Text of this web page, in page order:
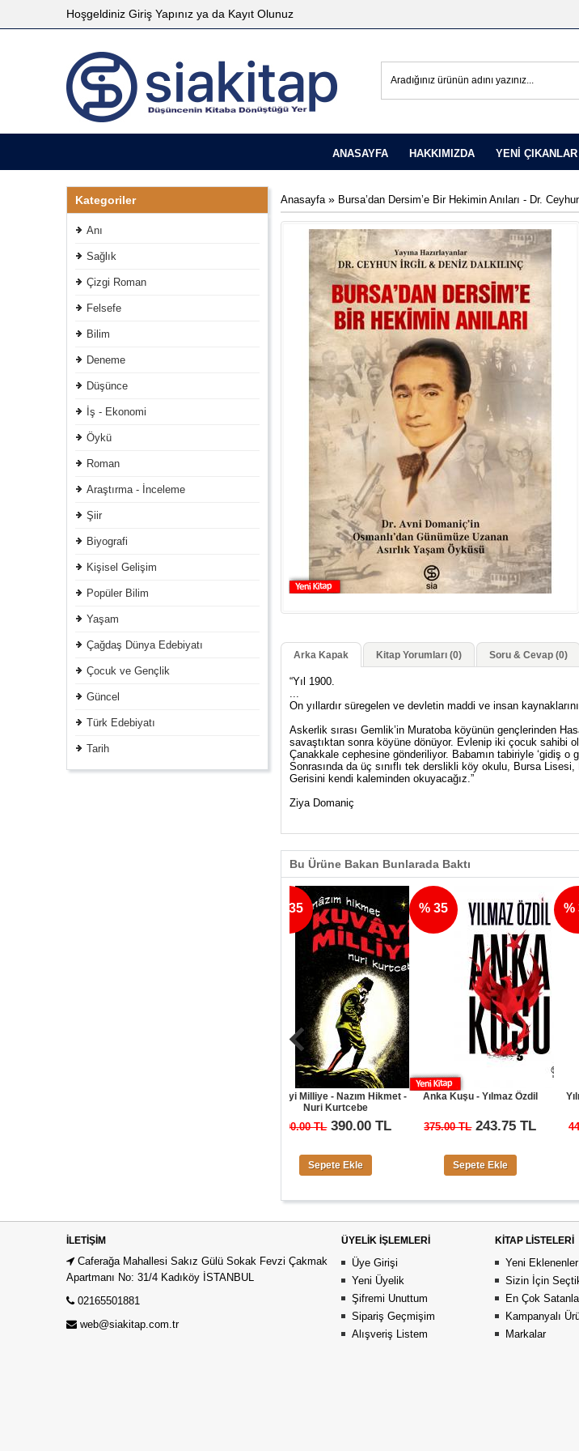
Hoşgeldiniz Giriş Yapınız ya da Kayıt Olunuz
ANASAYFA HAKKIMIZDA YENİ ÇIKANLAR
Kategoriler
Anı
Sağlık
Çizgi Roman
Felsefe
Bilim
Deneme
Düşünce
İş - Ekonomi
Öykü
Roman
Araştırma - İnceleme
Şiir
Biyografi
Kişisel Gelişim
Popüler Bilim
Yaşam
Çağdaş Dünya Edebiyatı
Çocuk ve Gençlik
Güncel
Türk Edebiyatı
Tarih
Anasayfa » Bursa’dan Dersim’e Bir Hekimin Anıları - Dr.
Arka Kapak Kitap Yorumları (0) Soru & Cevap (0)
“Yıl 1900.
...
On yıllardır süregelen ve devletin maddi ve insan
Askerlik sırası Gemlik’in Muratoba köyünün gençlerinden
savaştıktan sonra köyüne dönüyor. Evlenip iki çocuk sahibi
Çanakkale cephesine gönderiliyor. Babamın tabiriyle ‘gidiş o
Sonrasında da üç sınıflı tek derslikli köy okulu, Bursa
Gerisini kendi kaleminden okuyacağız.”
Ziya Domaniç
Bu Ürüne Bakan Bunlarada Baktı
Kuvayi Milliye - Nazım Hikmet -
Nuri Kurtcebe
390.00 TL
Anka Kuşu - Yılmaz Özdil
375.00 TL 243.75 TL
% 35
Yılmaz Özdil
Anka
440.00 TL
% 35
İLETIŞIM
Caferağa Mahallesi Sakız Gülü Sokak Fevzi Çakmak
Apartmanı No: 31/4 Kadıköy İSTANBUL
02165501881
web@siakitap.com.tr
ÜYELİK İŞLEMLERİ
Üye Girişi
Yeni Üyelik
Şifremi Unuttum
Sipariş Geçmişim
Alışveriş Listem
KİTAP LİSTELERİ
Yeni Eklenenler
Sizin İçin
En Çok
Kampanyalı
Markalar